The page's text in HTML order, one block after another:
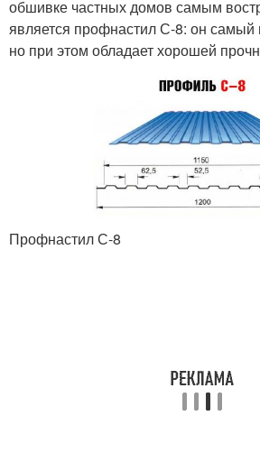
обшивке частных домов самым
является профнастил С-8: он самый
но при этом обладает хорошей
Профнастил С-8